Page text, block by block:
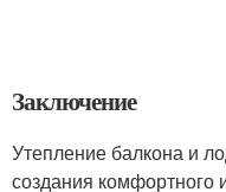
Заключение
Утепление балкона и
создания комфортного